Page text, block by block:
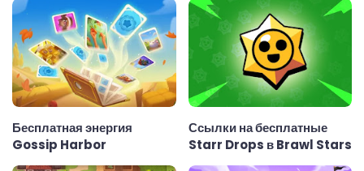
Бесплатная энергия
Gossip Harbor
Ссылки на бесплатные
Starr Drops в Brawl Stars